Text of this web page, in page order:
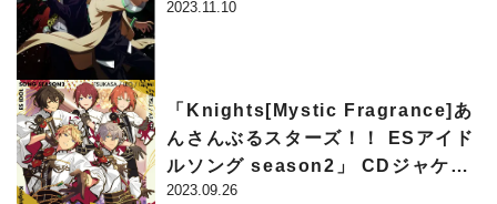
2023.11.10
「Knights[Mystic Fragrance]あ
んさんぶるスターズ！！ ESアイド
ルソング season2」 CDジャケッ
ト＆試聴動画公開！！
2023.09.26